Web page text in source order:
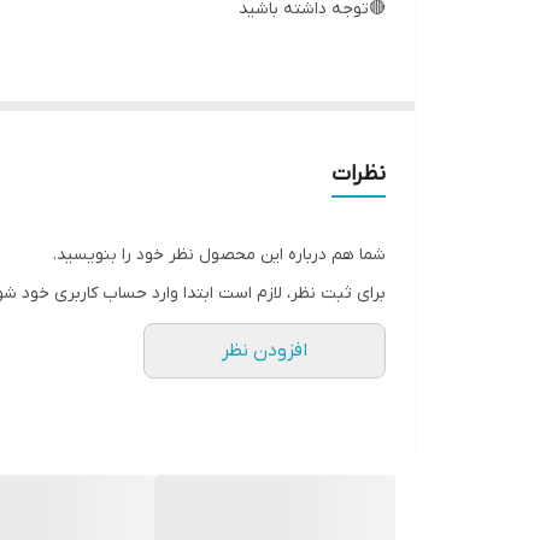
🔴توجه داشته باشید
نظرات
شما هم درباره این محصول نظر خود را بنویسید.
برای ثبت نظر، لازم است ابتدا وارد حساب کاربری خود
افزودن نظر